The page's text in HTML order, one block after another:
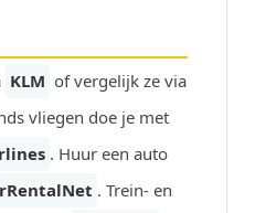
KLM of vergelijk ze via
vliegen doe je met
. Huur een auto
. Trein- en